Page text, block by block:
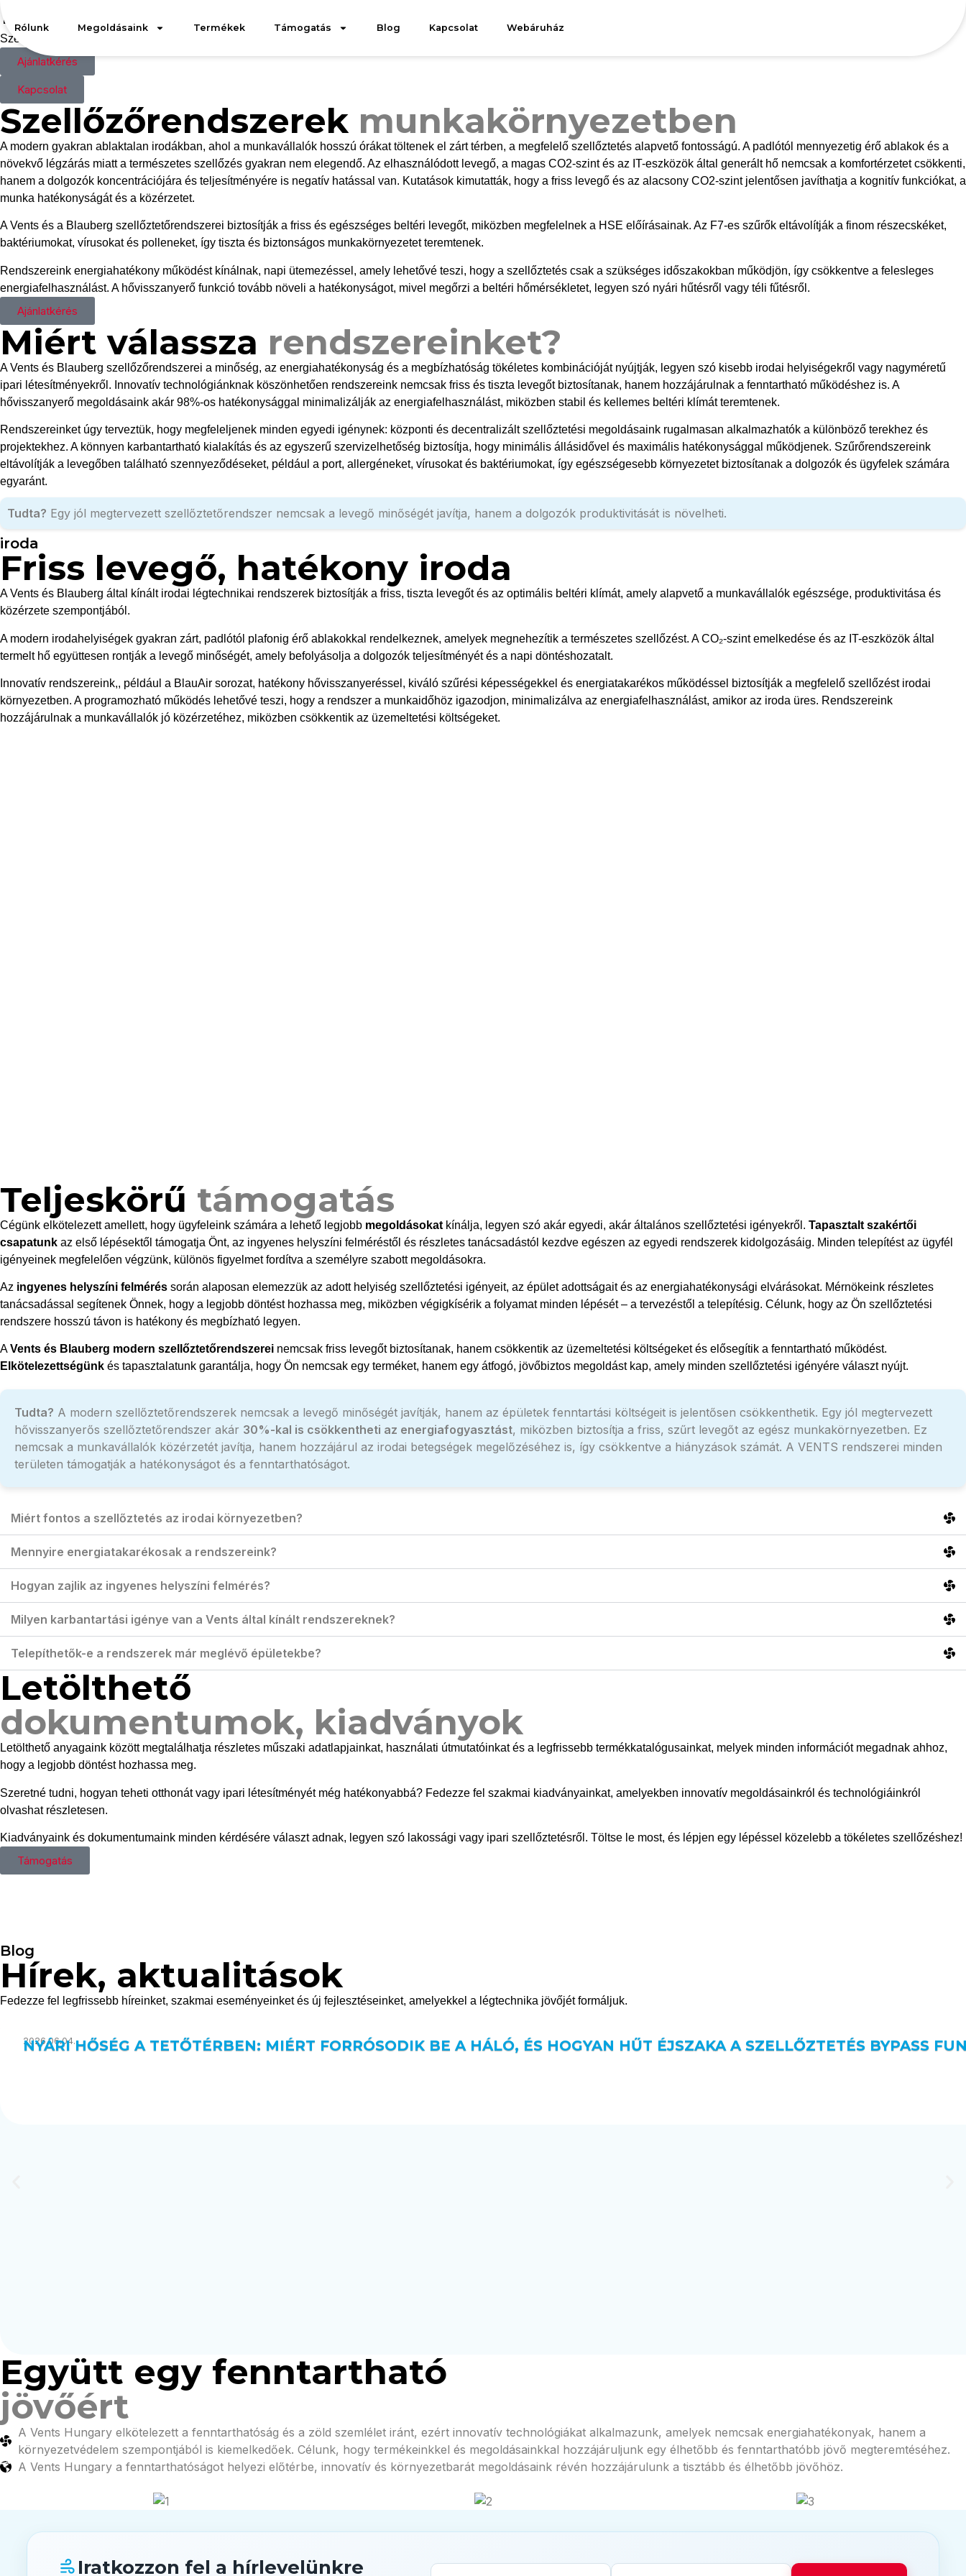
Rólunk Megoldásaink Termékek Támogatás Blog Kapcsolat Webáruház
Szellőzőrendszereink egészséges munkakörnyezetet teremtenek, amely növeli a munkavállalók produktivitását, elégedettségét és biztonságát.
Ajánlatkérés
Kapcsolat
Szellőzőrendszerek munkakörnyezetben
A modern gyakran ablaktalan irodákban, ahol a munkavállalók hosszú órákat töltenek el zárt térben, a megfelelő szellőztetés alapvető fontosságú. A padlótól mennyezetig érő ablakok és a
növekvő légzárás miatt a természetes szellőzés gyakran nem elegendő. Az elhasználódott levegő, a magas CO2-szint és az IT-eszközök által generált hő nemcsak a komfortérzetet csökkenti,
hanem a dolgozók koncentrációjára és teljesítményére is negatív hatással van. Kutatások kimutatták, hogy a friss levegő és az alacsony CO2-szint jelentősen javíthatja a kognitív funkciókat, a
munka hatékonyságát és a közérzetet.
A Vents és a Blauberg szellőztetőrendszerei biztosítják a friss és egészséges beltéri levegőt, miközben megfelelnek a HSE előírásainak. Az F7-es szűrők eltávolítják a finom részecskéket,
baktériumokat, vírusokat és polleneket, így tiszta és biztonságos munkakörnyezetet teremtenek.
Rendszereink energiahatékony működést kínálnak, napi ütemezéssel, amely lehetővé teszi, hogy a szellőztetés csak a szükséges időszakokban működjön, így csökkentve a felesleges
energiafelhasználást. A hővisszanyerő funkció tovább növeli a hatékonyságot, mivel megőrzi a beltéri hőmérsékletet, legyen szó nyári hűtésről vagy téli fűtésről.
Ajánlatkérés
Miért válassza rendszereinket?
A Vents és Blauberg szellőzőrendszerei a minőség, az energiahatékonyság és a megbízhatóság tökéletes kombinációját nyújtják, legyen szó kisebb irodai helyiségekről vagy nagyméretű
ipari létesítményekről. Innovatív technológiánknak köszönhetően rendszereink nemcsak friss és tiszta levegőt biztosítanak, hanem hozzájárulnak a fenntartható működéshez is. A
hővisszanyerő megoldásaink akár 98%-os hatékonysággal minimalizálják az energiafelhasználást, miközben stabil és kellemes beltéri klímát teremtenek.
Rendszereinket úgy terveztük, hogy megfeleljenek minden egyedi igénynek: központi és decentralizált szellőztetési megoldásaink rugalmasan alkalmazhatók a különböző terekhez és
projektekhez. A könnyen karbantartható kialakítás és az egyszerű szervizelhetőség biztosítja, hogy minimális állásidővel és maximális hatékonysággal működjenek. Szűrőrendszereink
eltávolítják a levegőben található szennyeződéseket, például a port, allergéneket, vírusokat és baktériumokat, így egészségesebb környezetet biztosítanak a dolgozók és ügyfelek számára
egyaránt.
Tudta? Egy jól megtervezett szellőztetőrendszer nemcsak a levegő minőségét javítja, hanem a dolgozók produktivitását is növelheti.
iroda
Friss levegő, hatékony iroda
A Vents és Blauberg által kínált irodai légtechnikai rendszerek biztosítják a friss, tiszta levegőt és az optimális beltéri klímát, amely alapvető a munkavállalók egészsége, produktivitása és
közérzete szempontjából.
A modern irodahelyiségek gyakran zárt, padlótól plafonig érő ablakokkal rendelkeznek, amelyek megnehezítik a természetes szellőzést. A CO₂-szint emelkedése és az IT-eszközök által
termelt hő együttesen rontják a levegő minőségét, amely befolyásolja a dolgozók teljesítményét és a napi döntéshozatalt.
Innovatív rendszereink,, például a BlauAir sorozat, hatékony hővisszanyeréssel, kiváló szűrési képességekkel és energiatakarékos működéssel biztosítják a megfelelő szellőzést irodai
környezetben. A programozható működés lehetővé teszi, hogy a rendszer a munkaidőhöz igazodjon, minimalizálva az energiafelhasználást, amikor az iroda üres. Rendszereink
hozzájárulnak a munkavállalók jó közérzetéhez, miközben csökkentik az üzemeltetési költségeket.
Teljeskörű támogatás
Cégünk elkötelezett amellett, hogy ügyfeleink számára a lehető legjobb megoldásokat kínálja, legyen szó akár egyedi, akár általános szellőztetési igényekről. Tapasztalt szakértői
csapatunk az első lépésektől támogatja Önt, az ingyenes helyszíni felméréstől és részletes tanácsadástól kezdve egészen az egyedi rendszerek kidolgozásáig. Minden telepítést az ügyfél
igényeinek megfelelően végzünk, különös figyelmet fordítva a személyre szabott megoldásokra.
Az ingyenes helyszíni felmérés során alaposan elemezzük az adott helyiség szellőztetési igényeit, az épület adottságait és az energiahatékonysági elvárásokat. Mérnökeink részletes
tanácsadással segítenek Önnek, hogy a legjobb döntést hozhassa meg, miközben végigkísérik a folyamat minden lépését – a tervezéstől a telepítésig. Célunk, hogy az Ön szellőztetési
rendszere hosszú távon is hatékony és megbízható legyen.
AVents és Blauberg modern szellőztetőrendszerei nemcsak friss levegőt biztosítanak, hanem csökkentik az üzemeltetési költségeket és elősegítik a fenntartható működést.
Elkötelezettségünk és tapasztalatunk garantálja, hogy Ön nemcsak egy terméket, hanem egy átfogó, jövőbiztos megoldást kap, amely minden szellőztetési igényére választ nyújt.
Tudta? A modern szellőztetőrendszerek nemcsak a levegő minőségét javítják, hanem az épületek fenntartási költségeit is jelentősen csökkenthetik. Egy jól megtervezett
hővisszanyerős szellőztetőrendszer akár 30%-kal is csökkentheti az energiafogyasztást, miközben biztosítja a friss, szűrt levegőt az egész munkakörnyezetben. Ez
nemcsak a munkavállalók közérzetét javítja, hanem hozzájárul az irodai betegségek megelőzéséhez is, így csökkentve a hiányzások számát. A VENTS rendszerei minden
területen támogatják a hatékonyságot és a fenntarthatóságot.
Miért fontos a szellőztetés az irodai környezetben?
Mennyire energiatakarékosak a rendszereink?
Hogyan zajlik az ingyenes helyszíni felmérés?
Milyen karbantartási igénye van a Vents által kínált rendszereknek?
Telepíthetők-e a rendszerek már meglévő épületekbe?
Letölthető
dokumentumok, kiadványok
Letölthető anyagaink között megtalálhatja részletes műszaki adatlapjainkat, használati útmutatóinkat és a legfrissebb termékkatalógusainkat, melyek minden információt megadnak ahhoz,
hogy a legjobb döntést hozhassa meg.
Szeretné tudni, hogyan teheti otthonát vagy ipari létesítményét még hatékonyabbá? Fedezze fel szakmai kiadványainkat, amelyekben innovatív megoldásainkról és technológiáinkról
olvashat részletesen.
Kiadványaink és dokumentumaink minden kérdésére választ adnak, legyen szó lakossági vagy ipari szellőztetésről. Töltse le most, és lépjen egy lépéssel közelebb a tökéletes szellőzéshez!
Támogatás
Blog
Hírek, aktualitások
Fedezze fel legfrissebb híreinket, szakmai eseményeinket és új fejlesztéseinket, amelyekkel a légtechnika jövőjét formáljuk.
2026.06.04.
NYÁRI HŐSÉG A TETŐTÉRBEN: MIÉRT FORRÓSODIK BE A HÁLÓ, ÉS HOGYAN HŰT ÉJSZAKA A SZELLŐZTETÉS BYPASS
Együtt egy fenntartható
jövőért
A Vents Hungary elkötelezett a fenntarthatóság és a zöld szemlélet iránt, ezért innovatív technológiákat alkalmazunk, amelyek nemcsak energiahatékonyak, hanem a
környezetvédelem szempontjából is kiemelkedőek. Célunk, hogy termékeinkkel és megoldásainkkal hozzájáruljunk egy élhetőbb és fenntarthatóbb jövő megteremtéséhez.
A Vents Hungary a fenntarthatóságot helyezi előtérbe, innovatív és környezetbarát megoldásaink révén hozzájárulunk a tisztább és élhetőbb jövőhöz.
Iratkozzon fel a hírlevelünkre Név
Email cím